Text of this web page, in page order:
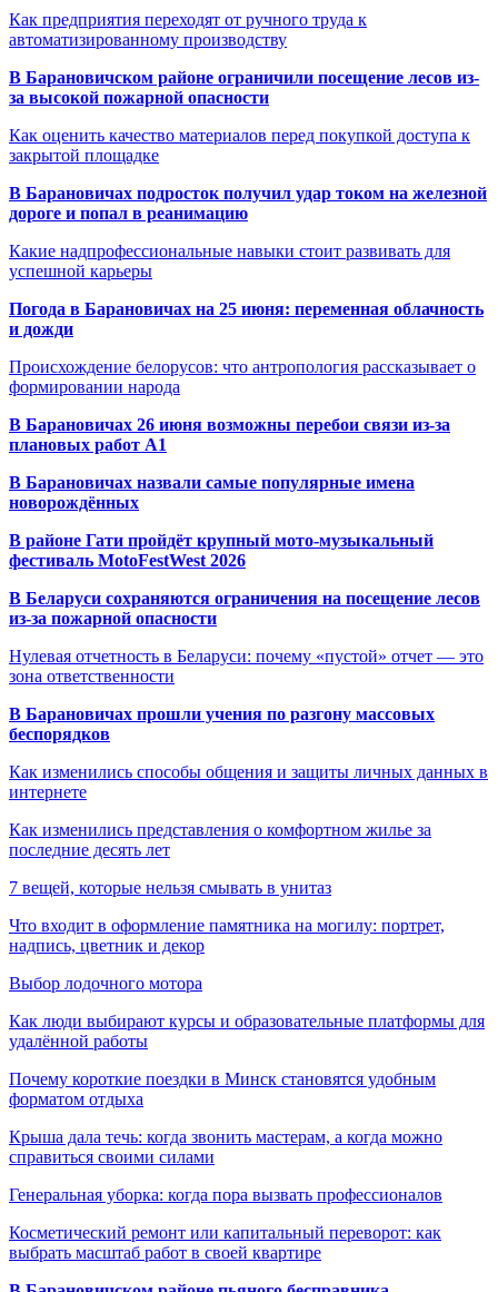
Как предприятия переходят от ручного труда к
автоматизированному производству
В Барановичском районе ограничили посещение лесов из-
за высокой пожарной опасности
Как оценить качество материалов перед покупкой доступа к
закрытой площадке
В Барановичах подросток получил удар током на железной
дороге и попал в реанимацию
Какие надпрофессиональные навыки стоит развивать для
успешной карьеры
Погода в Барановичах на 25 июня: переменная облачность
и дожди
Происхождение белорусов: что антропология рассказывает о
формировании народа
В Барановичах 26 июня возможны перебои связи из-за
плановых работ A1
В Барановичах назвали самые популярные имена
новорождённых
В районе Гати пройдёт крупный мото-музыкальный
фестиваль MotoFestWest 2026
В Беларуси сохраняются ограничения на посещение лесов
из-за пожарной опасности
Нулевая отчетность в Беларуси: почему «пустой» отчет — это
зона ответственности
В Барановичах прошли учения по разгону массовых
беспорядков
Как изменились способы общения и защиты личных данных в
интернете
Как изменились представления о комфортном жилье за
последние десять лет
7 вещей, которые нельзя смывать в унитаз
Что входит в оформление памятника на могилу: портрет,
надпись, цветник и декор
Выбор лодочного мотора
Как люди выбирают курсы и образовательные платформы для
удалённой работы
Почему короткие поездки в Минск становятся удобным
форматом отдыха
Крыша дала течь: когда звонить мастерам, а когда можно
справиться своими силами
Генеральная уборка: когда пора вызвать профессионалов
Косметический ремонт или капитальный переворот: как
выбрать масштаб работ в своей квартире